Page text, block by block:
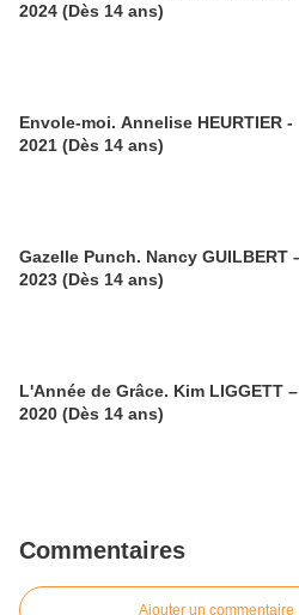
2024 (Dès 14 ans)
Envole-moi. Annelise HEURTIER -
2021 (Dès 14 ans)
Gazelle Punch. Nancy GUILBERT
2023 (Dès 14 ans)
L'Année de Grâce. Kim LIGGETT –
2020 (Dès 14 ans)
Commentaires
Ajouter un commentaire